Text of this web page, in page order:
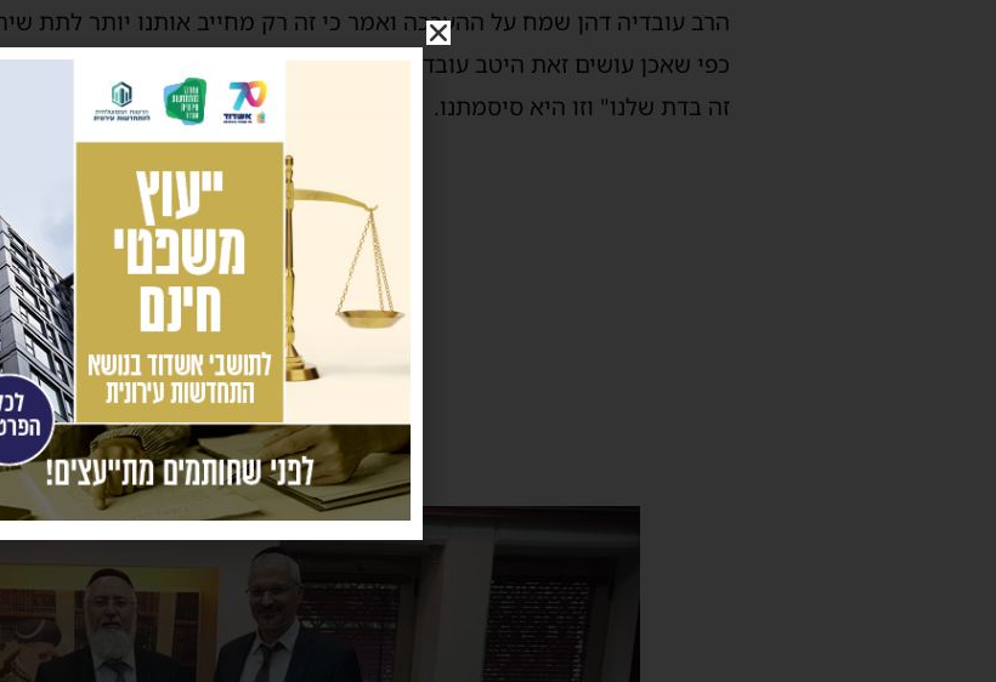
הרב עובדיה דהן שמח על ההערכה ואמר כי זה רק מחייב אותנו יותר לתת
כפי שאכן עושים זאת היטב עובדי ועובדות המחלקה ואני תקווה, שכך
זה בדת שלנו" וזו היא סיסמתנו.